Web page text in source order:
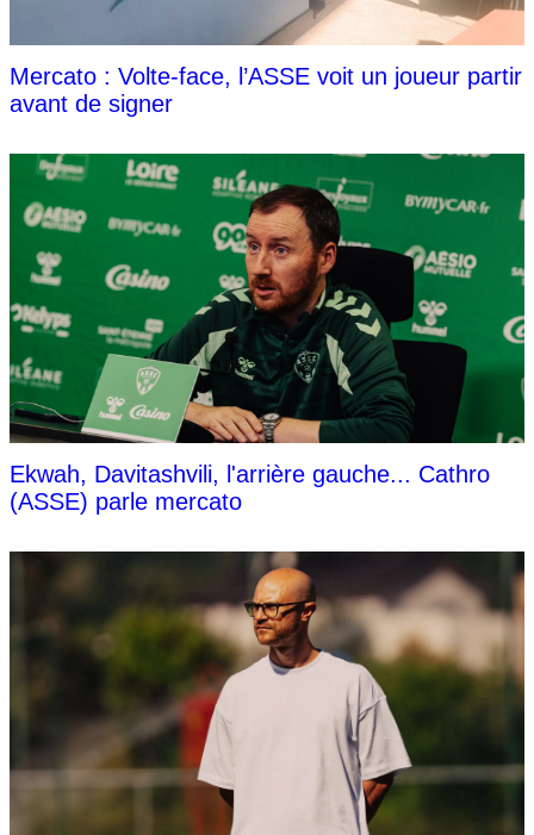
Mercato : Volte-face, l’ASSE voit un joueur partir
avant de signer
Ekwah, Davitashvili, l'arrière gauche... Cathro
(ASSE) parle mercato